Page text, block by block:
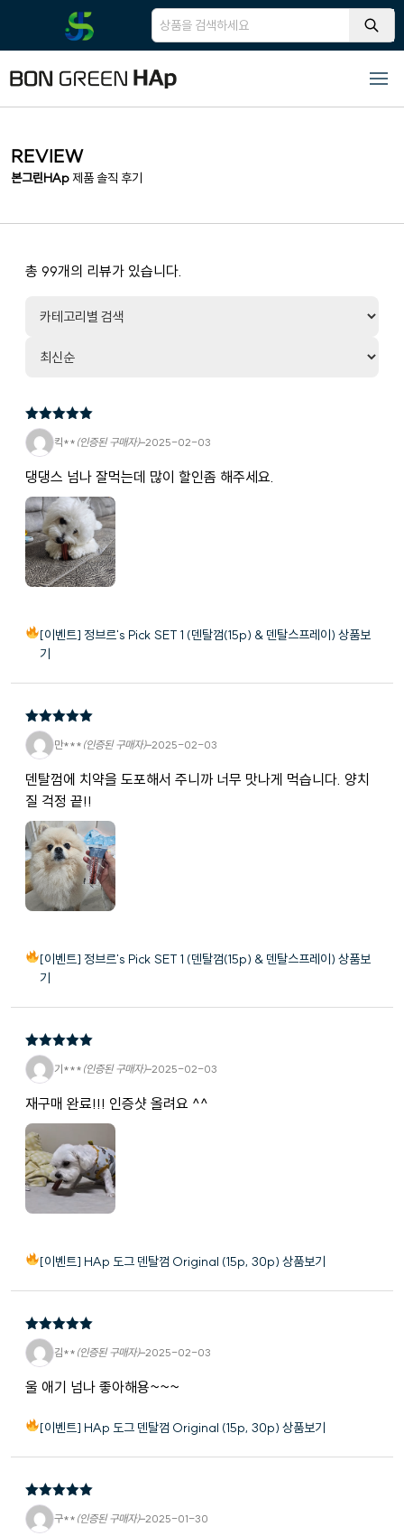
REVIEW
본그린HAp제품 솔직 후기
총 99개의 리뷰가 있습니다.
5 중에서
로 평가됨
킥** (인증된 구매자)–2025-02-03
댕댕스 넘나 잘먹는데 많이 할인좀 해주세요.
[이벤트] 정브르's Pick SET 1 (덴탈껌(15p) & 덴탈스프레이) 상품보
기
5 중에서
로 평가됨
만*** (인증된 구매자)–2025-02-03
덴탈껌에 치약을 도포해서 주니까 너무 맛나게 먹습니다. 양치
질 걱정 끝!!
[이벤트] 정브르's Pick SET 1 (덴탈껌(15p) & 덴탈스프레이) 상품보
기
5 중에서
로 평가됨
기*** (인증된 구매자)–2025-02-03
재구매 완료!!! 인증샷 올려요 ^^
[이벤트] HAp 도그 덴탈껌 Original (15p, 30p) 상품보기
5 중에서
로 평가됨
김** (인증된 구매자)–2025-02-03
울 애기 넘나 좋아해용~~~
[이벤트] HAp 도그 덴탈껌 Original (15p, 30p) 상품보기
5 중에서
로 평가됨
구** (인증된 구매자)–2025-01-30